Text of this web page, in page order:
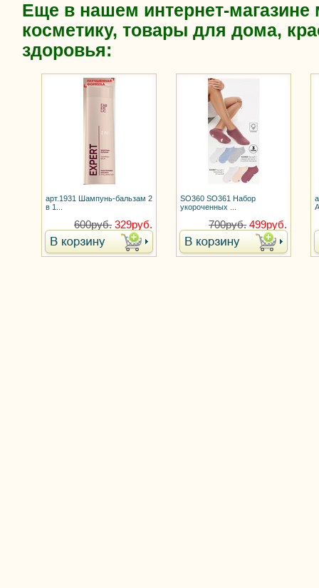
Еще в нашем интернет-магазине
косметику, товары для дома,
здоровья:
арт.1931 Шампунь-бальзам 2
в 1...
600руб. 329руб.
SO360 SO361 Набор
укороченных ...
700руб. 499руб.